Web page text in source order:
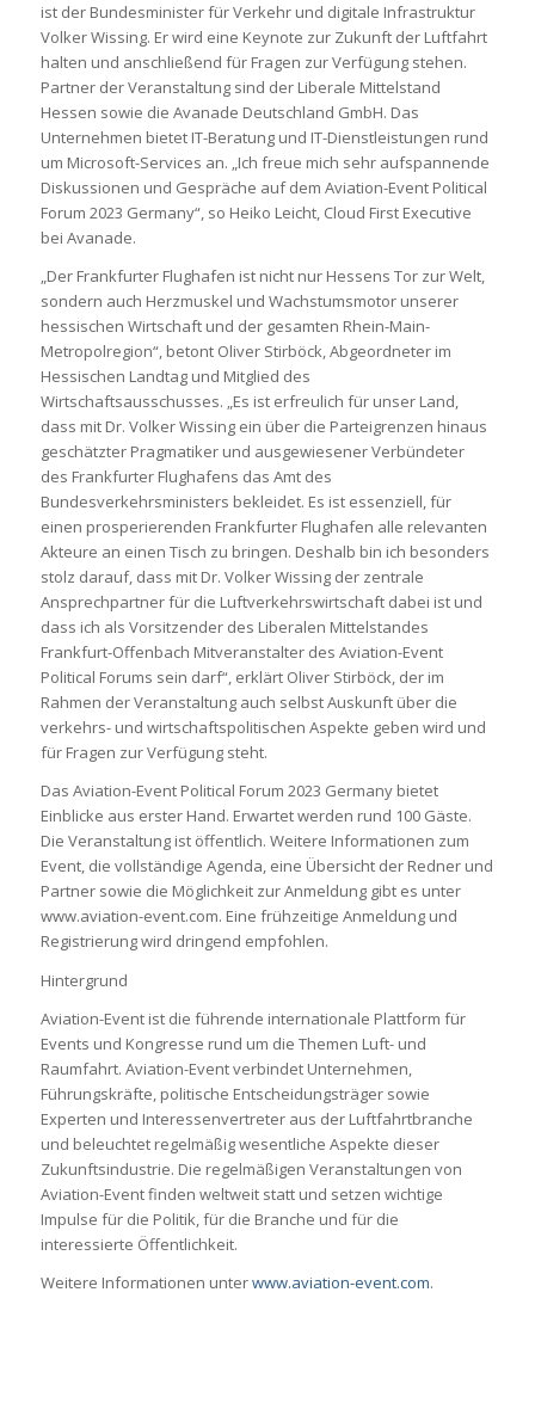
ist der Bundesminister für Verkehr und digitale Infrastruktur
Volker Wissing. Er wird eine Keynote zur Zukunft der Luftfahrt
halten und anschließend für Fragen zur Verfügung stehen.
Partner der Veranstaltung sind der Liberale Mittelstand
Hessen sowie die Avanade Deutschland GmbH. Das
Unternehmen bietet IT-Beratung und IT-Dienstleistungen rund
um Microsoft-Services an. „Ich freue mich sehr aufspannende
Diskussionen und Gespräche auf dem Aviation-Event Political
Forum 2023 Germany“, so Heiko Leicht, Cloud First Executive
bei Avanade.
„Der Frankfurter Flughafen ist nicht nur Hessens Tor zur Welt,
sondern auch Herzmuskel und Wachstumsmotor unserer
hessischen Wirtschaft und der gesamten Rhein-Main-
Metropolregion“, betont Oliver Stirböck, Abgeordneter im
Hessischen Landtag und Mitglied des
Wirtschaftsausschusses. „Es ist erfreulich für unser Land,
dass mit Dr. Volker Wissing ein über die Parteigrenzen hinaus
geschätzter Pragmatiker und ausgewiesener Verbündeter
des Frankfurter Flughafens das Amt des
Bundesverkehrsministers bekleidet. Es ist essenziell, für
einen prosperierenden Frankfurter Flughafen alle relevanten
Akteure an einen Tisch zu bringen. Deshalb bin ich besonders
stolz darauf, dass mit Dr. Volker Wissing der zentrale
Ansprechpartner für die Luftverkehrswirtschaft dabei ist und
dass ich als Vorsitzender des Liberalen Mittelstandes
Frankfurt-Offenbach Mitveranstalter des Aviation-Event
Political Forums sein darf“, erklärt Oliver Stirböck, der im
Rahmen der Veranstaltung auch selbst Auskunft über die
verkehrs- und wirtschaftspolitischen Aspekte geben wird und
für Fragen zur Verfügung steht.
Das Aviation-Event Political Forum 2023 Germany bietet
Einblicke aus erster Hand. Erwartet werden rund 100 Gäste.
Die Veranstaltung ist öffentlich. Weitere Informationen zum
Event, die vollständige Agenda, eine Übersicht der Redner und
Partner sowie die Möglichkeit zur Anmeldung gibt es unter
www.aviation-event.com. Eine frühzeitige Anmeldung und
Registrierung wird dringend empfohlen.
Hintergrund
Aviation-Event ist die führende internationale Plattform für
Events und Kongresse rund um die Themen Luft- und
Raumfahrt. Aviation-Event verbindet Unternehmen,
Führungskräfte, politische Entscheidungsträger sowie
Experten und Interessenvertreter aus der Luftfahrtbranche
und beleuchtet regelmäßig wesentliche Aspekte dieser
Zukunftsindustrie. Die regelmäßigen Veranstaltungen von
Aviation-Event finden weltweit statt und setzen wichtige
Impulse für die Politik, für die Branche und für die
interessierte Öffentlichkeit.
Weitere Informationen unterwww.aviation-event.com.